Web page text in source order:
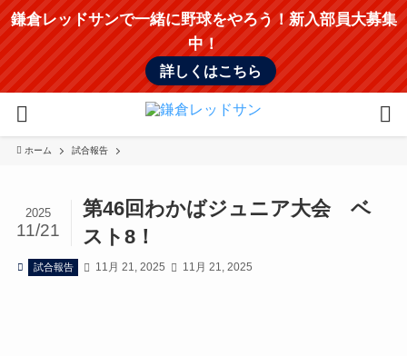
鎌倉レッドサンで一緒に野球をやろう！新入部員大募集
中！
詳しくはこちら
ホーム 試合報告
第46回わかばジュニア大会 ベ
スト8！
2025
11/21
試合報告 11月 21, 2025 11月 21, 2025